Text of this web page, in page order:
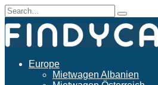
Skip
to
content
Search
for:
Europe
Mietwagen Albanien